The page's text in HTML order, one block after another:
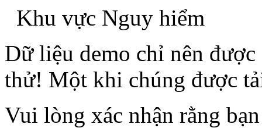
Khu vực Nguy hiểm
Dữ liệu demo chỉ nên
thử! Một khi chúng được
Vui lòng xác nhận rằng